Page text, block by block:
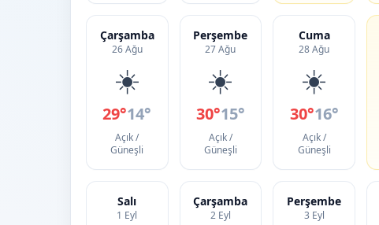
Çarşamba
26 Ağu
☀️
29°14°
Açık /
Güneşli
Perşembe
27 Ağu
☀️
30°15°
Açık /
Güneşli
Cuma
28 Ağu
☀️
30°16°
Açık /
Güneşli
Salı
1 Eyl
Çarşamba
2 Eyl
Perşembe
3 Eyl